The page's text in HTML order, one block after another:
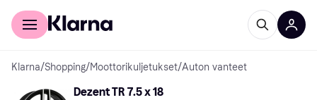
Kuluttajille
Klarna/Shopping/Moottorikuljetukset/Auton vanteet
Dezent TR 7.5 x 18